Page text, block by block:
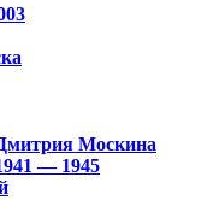
Москина
— 1945